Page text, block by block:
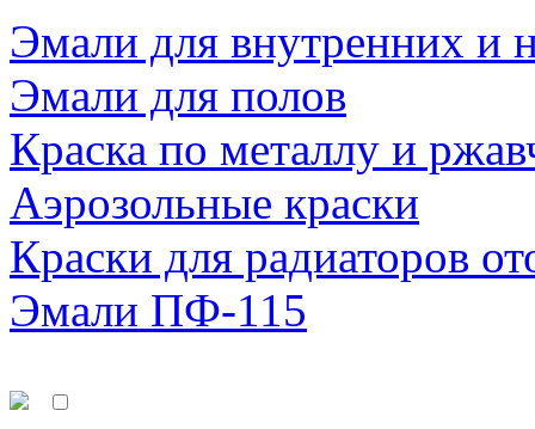
Эмали для внутренних и
Эмали для полов
Краска по металлу и
Аэрозольные краски
Краски для радиаторов
Эмали ПФ-115